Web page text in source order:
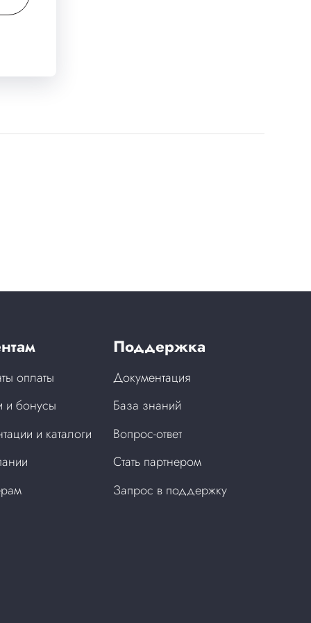
оплаты
и бонусы
и каталоги
Поддержка
Документация
База знаний
Вопрос-ответ
Стать партнером
Запрос в поддержку